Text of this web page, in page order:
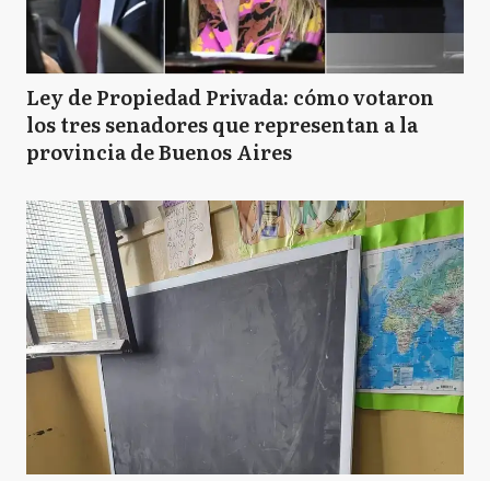
Ley de Propiedad Privada: cómo votaron
los tres senadores que representan a la
provincia de Buenos Aires